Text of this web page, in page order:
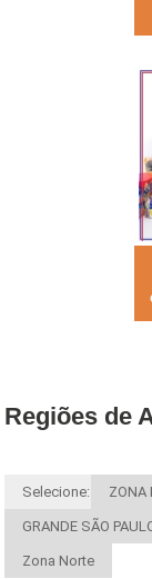
Regiões de
Selecione: ZONA
GRANDE SÃO
Zona Norte